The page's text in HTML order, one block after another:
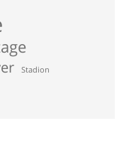
Stadion